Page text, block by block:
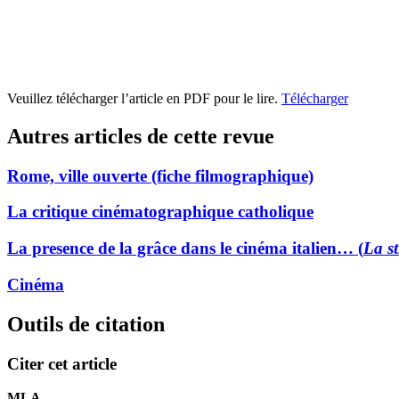
Veuillez télécharger l’article en PDF pour le lire. Télécharger
Autres articles de cette revue
Rome, ville ouverte (fiche filmographique)
La critique cinématographique catholique
La presence de la grâce dans le cinéma italien… (La
Cinéma
Outils de citation
Citer cet article